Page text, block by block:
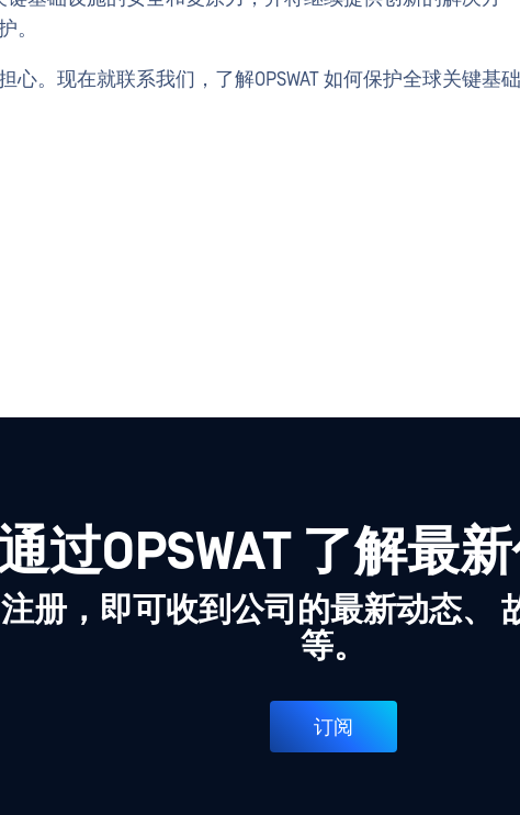
。
。现在就联系我们，了解OPSWAT 如何保护全球关键基础
过OPSWAT 了解最
册，即可收到公司的最新动态、
等。
订阅